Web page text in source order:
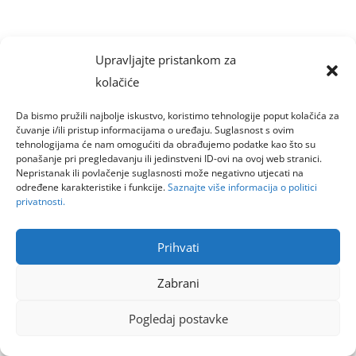
Upravljajte pristankom za
kolačiće
Da bismo pružili najbolje iskustvo, koristimo tehnologije poput kolačića za
čuvanje i/ili pristup informacijama o uređaju. Suglasnost s ovim
tehnologijama će nam omogućiti da obrađujemo podatke kao što su
ponašanje pri pregledavanju ili jedinstveni ID-ovi na ovoj web stranici.
Nepristanak ili povlačenje suglasnosti može negativno utjecati na
određene karakteristike i funkcije.Saznajte više informacija o politici
privatnosti.
Prihvati
Zabrani
Pogledaj postavke